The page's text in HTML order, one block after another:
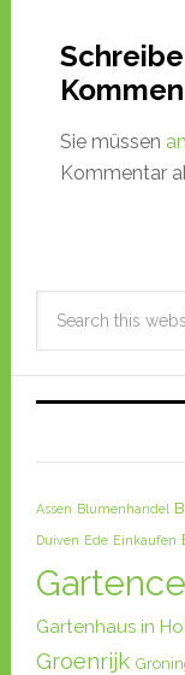
Sie müssen
Kommentar
Assen Blumenhandel
Duiven Ede Einkaufen
Gartenhaus in
Groenrijk